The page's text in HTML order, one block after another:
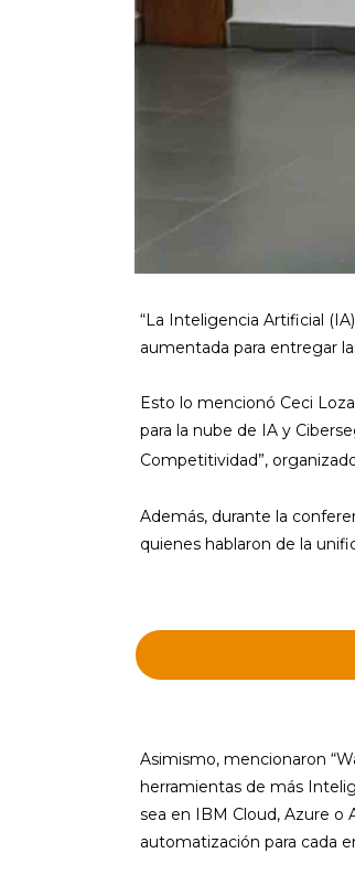
“La Inteligencia Artificial
aumentada para entregar
Esto lo mencionó Ceci
para la nube de IA y
Competitividad”,
Además, durante la
quienes hablaron de la
Asimismo, mencionaron
herramientas de más
sea en IBM Cloud, Azure o
automatización para cada